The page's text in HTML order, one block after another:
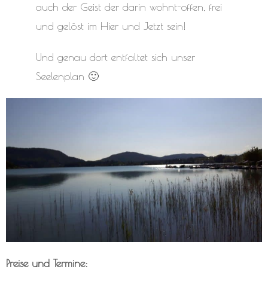
auch der Geist der darin wohnt-offen, frei
und gelöst im Hier und Jetzt sein!
Und genau dort entfaltet sich unser
Seelenplan 🙂
Preise und Termine: